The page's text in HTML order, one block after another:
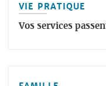
VIE PRATIQUE
Vos services